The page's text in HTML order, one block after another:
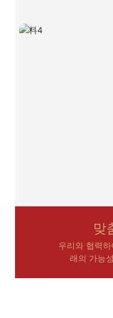
맞
우리와 협력
래의 가능